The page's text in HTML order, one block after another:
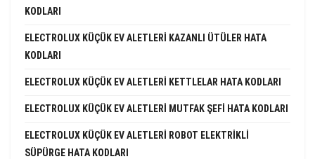
KODLARI
ELECTROLUX KÜÇÜK EV ALETLERI KAZANLI ÜTÜLER HATA
KODLARI
ELECTROLUX KÜÇÜK EV ALETLERI KETTLELAR HATA KODLARI
ELECTROLUX KÜÇÜK EV ALETLERI MUTFAK ŞEFI HATA KODLARI
ELECTROLUX KÜÇÜK EV ALETLERI ROBOT ELEKTRIKLI
SÜPÜRGE HATA KODLARI